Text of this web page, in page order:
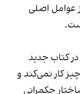
عوامل اصلی
کتاب جدید
کار نمی‌کند و
حکمرانی